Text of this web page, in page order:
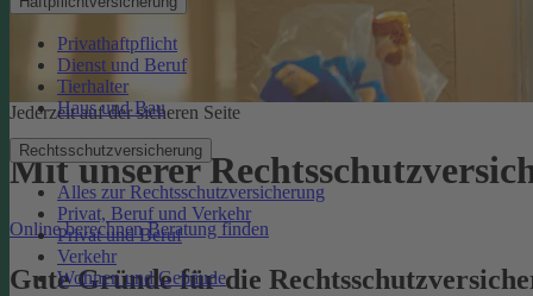
Privathaftpflicht
Dienst und Beruf
Tierhalter
Haus und Bau
Rechtsschutzversicherung
Alles zur Rechtsschutzversicherung
Privat, Beruf und Verkehr
Privat und Beruf
Verkehr
Wohnen und Gebäude
Jederzeit auf der sicheren Seite
Mit unserer
Online berechnen Beratung finden
Gute Gründe für die